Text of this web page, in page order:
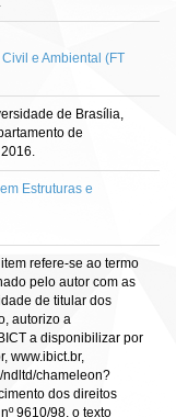
e Ambiental (FT
de Brasília,
de
Estruturas e
refere-se ao termo
pelo autor com as
de titular dos
autorizo a
a disponibilizar por
www.ibict.br,
ndltd/chameleon?
dos direitos
9610/98, o texto